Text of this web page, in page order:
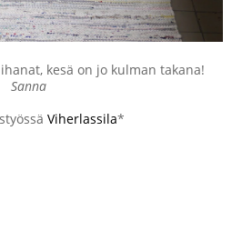
kesä on jo kulman takana!
Sanna
Viherlassila*